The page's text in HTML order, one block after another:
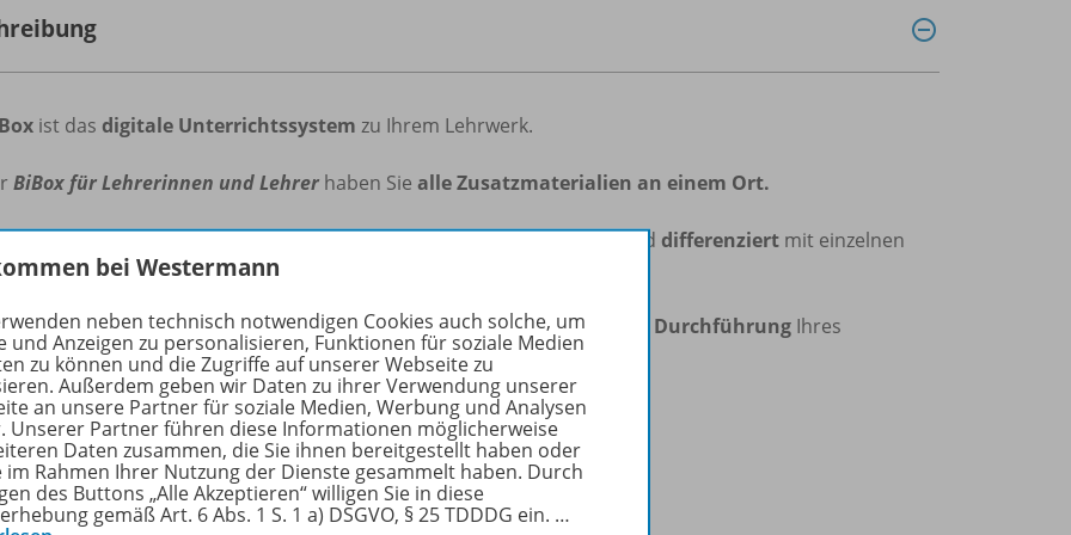
ist das digitale Unterrichtssystem zu Ihrem Lehrwerk.
BiBox für Lehrerinnen und Lehrer haben Sie alle Zusatzmaterialien an einem Ort.
SieUnterrichtsmaterialienmit der ganzen Klasse oderindividuellund differenziert mit einzelnen
und Schülern.
Sie, wieeinfachundeffizientdieVorbereitung, Organisation Durchführung Ihres
sein kann!
für Lehrerinnen und Lehrerbeinhaltet:
hochaufgelöste digitale Schulbuch
Kopiervorlagen inkl. Lösungen
Lernerfolgskontrollen inkl. der Lösungen
bei Westermann
neben technisch notwendigen Cookies auch solche, um
und Anzeigen zu personalisieren, Funktionen für soziale Medien
zu können und die Zugriffe auf unserer Webseite zu
Außerdem geben wir Daten zu ihrer Verwendung unserer
an unsere Partner für soziale Medien, Werbung und Analysen
Unserer Partner führen diese Informationen möglicherweise
Daten zusammen, die Sie ihnen bereitgestellt haben oder
im Rahmen Ihrer Nutzung der Dienste gesammelt haben. Durch
des Buttons „Alle Akzeptieren“ willigen Sie in diese
gemäß Art. 6 Abs. 1 S. 1 a) DSGVO, § 25 TDDDG ein. …